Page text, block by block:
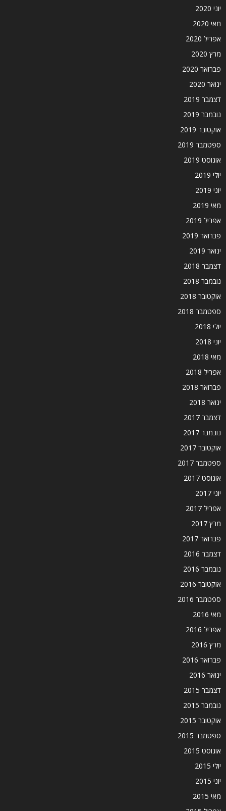
יוני 2020
מאי 2020
אפריל 2020
מרץ 2020
פברואר 2020
ינואר 2020
דצמבר 2019
נובמבר 2019
אוקטובר 2019
ספטמבר 2019
אוגוסט 2019
יולי 2019
יוני 2019
מאי 2019
אפריל 2019
פברואר 2019
ינואר 2019
דצמבר 2018
נובמבר 2018
אוקטובר 2018
ספטמבר 2018
יולי 2018
יוני 2018
מאי 2018
אפריל 2018
פברואר 2018
ינואר 2018
דצמבר 2017
נובמבר 2017
אוקטובר 2017
ספטמבר 2017
אוגוסט 2017
יוני 2017
אפריל 2017
מרץ 2017
פברואר 2017
דצמבר 2016
נובמבר 2016
אוקטובר 2016
ספטמבר 2016
מאי 2016
אפריל 2016
מרץ 2016
פברואר 2016
ינואר 2016
דצמבר 2015
נובמבר 2015
אוקטובר 2015
ספטמבר 2015
אוגוסט 2015
יולי 2015
יוני 2015
מאי 2015